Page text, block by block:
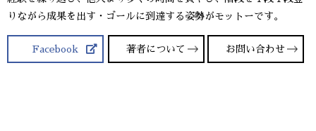
りながら成果を出す・ゴールに到達する姿勢がモットーです。
Facebook 著者について お問い合わせ